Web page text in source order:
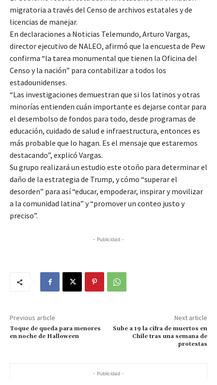
migratoria a través del Censo de archivos estatales y de
licencias de manejar.
En declaraciones a Noticias Telemundo, Arturo Vargas,
director ejecutivo de NALEO, afirmó que la encuesta de Pew
confirma “la tarea monumental que tienen la Oficina del
Censo y la nación” para contabilizar a todos los
estadounidenses.
“Las investigaciones demuestran que si los latinos y otras
minorías entienden cuán importante es dejarse contar para
el desembolso de fondos para todo, desde programas de
educación, cuidado de salud e infraestructura, entonces es
más probable que lo hagan. Es el mensaje que estaremos
destacando”, explicó Vargas.
Su grupo realizará un estudio este otoño para determinar el
daño de la estrategia de Trump, y cómo “superar el
desorden” para así “educar, empoderar, inspirar y movilizar
a la comunidad latina” y “promover un conteo justo y
preciso”.
- Publicidad -
Previous article
Toque de queda para menores
en noche de Halloween
Next article
Sube a 19 la cifra de muertos en
Chile tras una semana de
protestas
- Publicidad -